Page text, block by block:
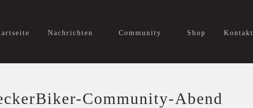
Nachrichten Community Shop Kontakt
Community-Abend